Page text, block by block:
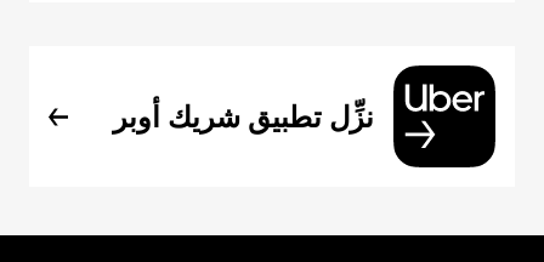
نزِّل تطبيق شريك أوبر